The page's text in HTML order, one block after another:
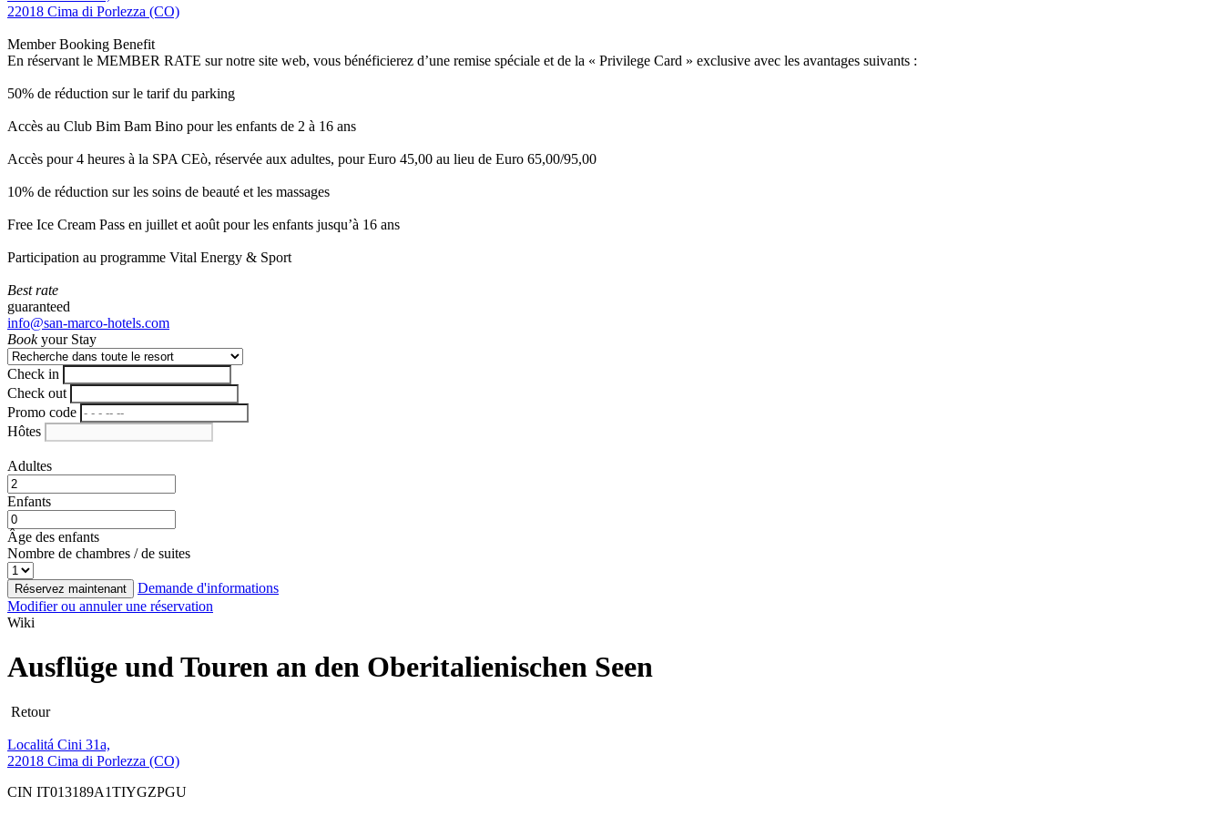
22018 Cima di Porlezza (CO)
Member Booking Benefit
En réservant le MEMBER RATE sur notre site web, vous bénéficierez d’une remise spéciale et de la « Privilege Card » exclusive avec les avantages suivants :
50% de réduction sur le tarif du parking
Accès au Club Bim Bam Bino pour les enfants de 2 à 16 ans
Accès pour 4 heures à la SPA CEò, réservée aux adultes, pour Euro 45,00 au lieu de Euro 65,00/95,00
10% de réduction sur les soins de beauté et les massages
Free Ice Cream Pass en juillet et août pour les enfants jusqu’à 16 ans
Participation au programme Vital Energy & Sport
Best rate
guaranteed
info@san-marco-hotels.com
Bookyour Stay
Check in
Check out
Promo code
Hôtes
Adultes
Enfants
Âge des enfants
Nombre de chambres / de suites
Réservez maintenant
Demande d'informations
Modifier ou annuler une réservation
Wiki
Ausflüge und Touren an den Oberitalienischen Seen
Retour
Localitá Cini 31a,
22018 Cima di Porlezza (CO)
CIN IT013189A1TIYGZPGU